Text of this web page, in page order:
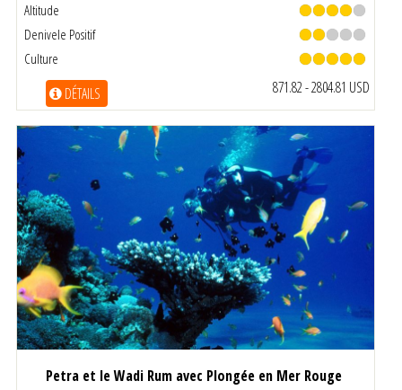
Altitude
Denivele Positif
Culture
DÉTAILS 871.82 - 2804.81 USD
Petra et le Wadi Rum avec Plongée en Mer Rouge